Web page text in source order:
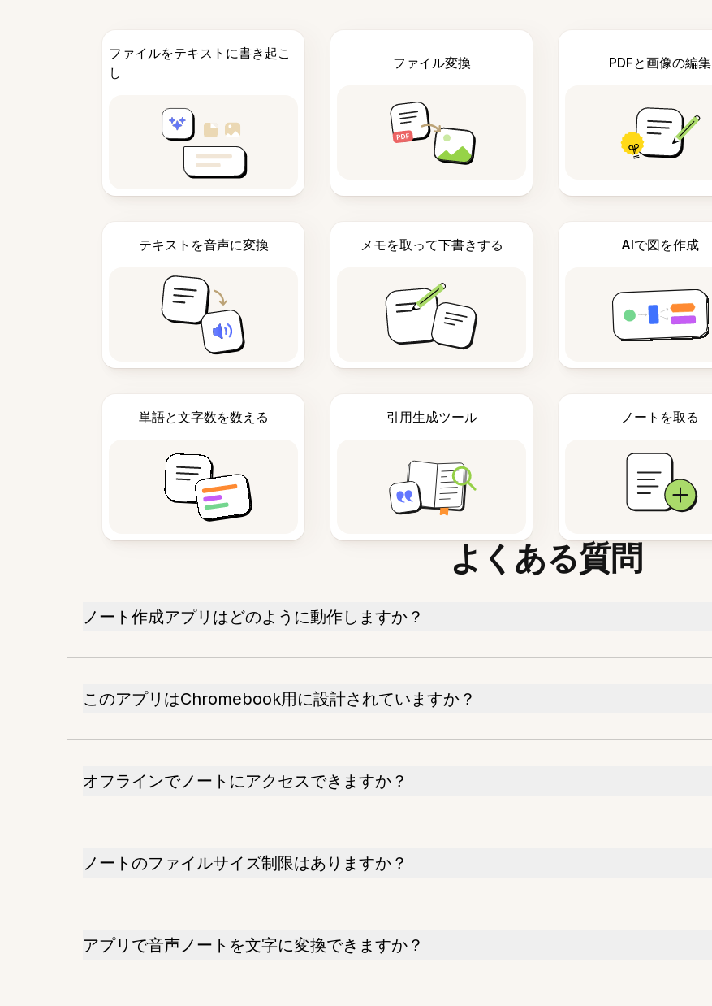
ファイルをテキストに書き起こ
し
ファイル変換 PDFと画像の編集
テキストを音声に変換 メモを取って下書きする AIで図を作成
単語と文字数を数える 引用生成ツール ノートを取る
よくある質問
ノート作成アプリはどのように動作しますか？
このアプリはChromebook用に設計されていますか？
オフラインでノートにアクセスできますか？
ノートのファイルサイズ制限はありますか？
アプリで音声ノートを文字に変換できますか？